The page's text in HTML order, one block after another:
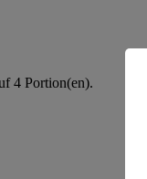
4 Portion(en).